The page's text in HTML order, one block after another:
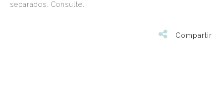
separados. Consulte.
Compartir